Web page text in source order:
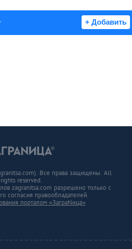
+ Добавить
Все права защищены. All
rights reserved.
zagranitsa.com разрешено только с
согласия правообладателей.
порталом «ЗаграNица»